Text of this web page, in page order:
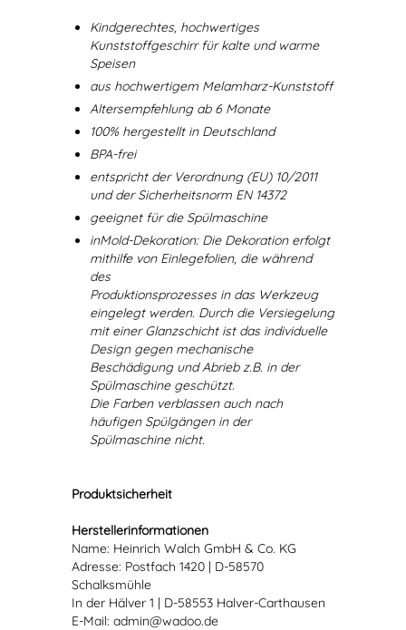
Kindgerechtes, hochwertiges
Kunststoffgeschirr für kalte und warme
Speisen
aus hochwertigem Melamharz-Kunststoff
Altersempfehlung ab 6 Monate
100% hergestellt in Deutschland
BPA-frei
entspricht der Verordnung (EU) 10/2011
und der Sicherheitsnorm EN 14372
geeignet für die Spülmaschine
inMold-Dekoration: Die Dekoration erfolgt
mithilfe von Einlegefolien, die während
des
Produktionsprozesses in das Werkzeug
eingelegt werden. Durch die Versiegelung
mit einer Glanzschicht ist das individuelle
Design gegen mechanische
Beschädigung und Abrieb z.B. in der
Spülmaschine geschützt.
Die Farben verblassen auch nach
häufigen Spülgängen in der
Spülmaschine nicht.
Produktsicherheit
Herstellerinformationen
Name: Heinrich Walch GmbH & Co. KG
Adresse: Postfach 1420 | D-58570
Schalksmühle
In der Hälver 1 | D-58553 Halver-Carthausen
E-Mail: admin@wadoo.de